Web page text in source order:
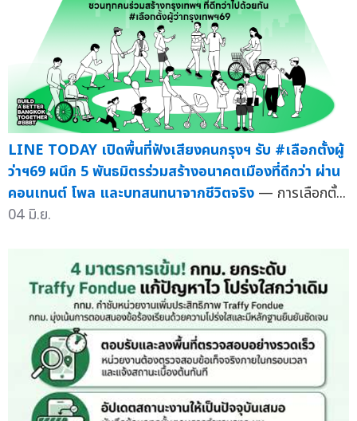
LINE TODAY เปิดพื้นที่ฟังเสียงคนกรุงฯ รับ #เลือกตั้งผู้
ว่าฯ69 ผนึก 5 พันธมิตรร่วมสร้างอนาคตเมืองที่ดีกว่า ผ่าน
คอนเทนต์ โพล และบทสนทนาจากชีวิตจริง — การเลือกตั้...
04 มิ.ย.